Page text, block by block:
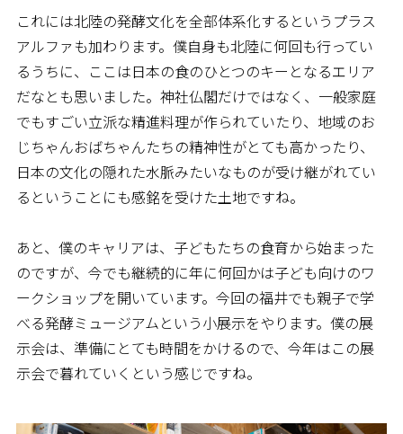
これには北陸の発酵文化を全部体系化するというプラス
アルファも加わります。僕自身も北陸に何回も行ってい
るうちに、ここは日本の食のひとつのキーとなるエリア
だなとも思いました。神社仏閣だけではなく、一般家庭
でもすごい立派な精進料理が作られていたり、地域のお
じちゃんおばちゃんたちの精神性がとても高かったり、
日本の文化の隠れた水脈みたいなものが受け継がれてい
るということにも感銘を受けた土地ですね。
あと、僕のキャリアは、子どもたちの食育から始まった
のですが、今でも継続的に年に何回かは子ども向けのワ
ークショップを開いています。今回の福井でも親子で学
べる発酵ミュージアムという小展示をやります。僕の展
示会は、準備にとても時間をかけるので、今年はこの展
示会で暮れていくという感じですね。